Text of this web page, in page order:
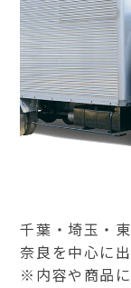
千葉・埼玉・
奈良を中心に
※内容や商品